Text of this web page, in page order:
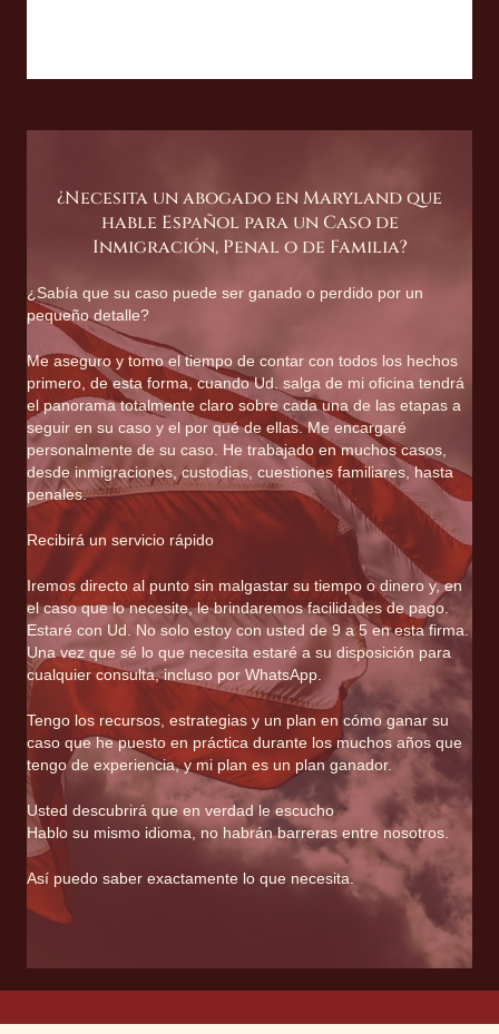
¿Necesita un abogado en Maryland que
hable Español para un Caso de
Inmigración, Penal o de Familia?
¿Sabía que su caso puede ser ganado o perdido por un
pequeño detalle?
Me aseguro y tomo el tiempo de contar con todos los hechos
primero, de esta forma, cuando Ud. salga de mi oficina tendrá
el panorama totalmente claro sobre cada una de las etapas a
seguir en su caso y el por qué de ellas. Me encargaré
personalmente de su caso. He trabajado en muchos casos,
desde inmigraciones, custodias, cuestiones familiares, hasta
penales.
Recibirá un servicio rápido
Iremos directo al punto sin malgastar su tiempo o dinero y, en
el caso que lo necesite, le brindaremos facilidades de pago.
Estaré con Ud. No solo estoy con usted de 9 a 5 en esta firma.
Una vez que sé lo que necesita estaré a su disposición para
cualquier consulta, incluso por WhatsApp.
Tengo los recursos, estrategias y un plan en cómo ganar su
caso que he puesto en práctica durante los muchos años que
tengo de experiencia, y mi plan es un plan ganador.
Usted descubrirá que en verdad le escucho
Hablo su mismo idioma, no habrán barreras entre nosotros.
Así puedo saber exactamente lo que necesita.